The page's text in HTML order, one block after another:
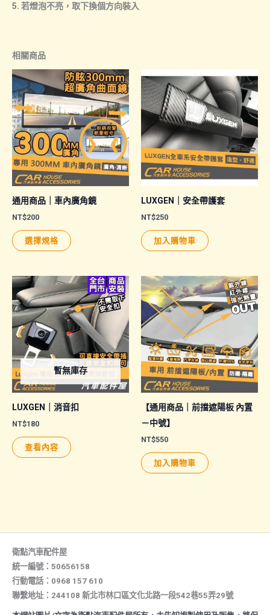
5. 若燈泡不亮，取下換個方向裝入
相關商品
通用商品｜車內廣角鏡
NT$200
選擇規格
有
多
種
款
式。
可
在
品
選
LUXGEN｜安全帶護套
NT$250
加入購物車
暫無庫存
LUXGEN｜消音扣
NT$180
查看內容
【通用商品｜前擋遮陽板 內置
－中號】
NT$550
加入購物車
衛點汽車配件屋
統一編號：50656158
行動電話：0968 157 610
聯繫地址：244108 新北市林口區文化北路一段542巷55弄29號